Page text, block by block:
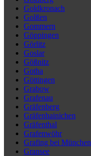
Goldkronach
Golßen
Gommern
Göppingen
Görlitz
Goslar
Gößnitz
Gotha
Göttingen
Grabow
Grafenau
Gräfenberg
Gräfenhainichen
Gräfenthal
Grafenwöhr
Grafing bei München
Gransee